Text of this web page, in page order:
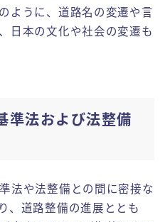
ように、道路名の変遷や言
日本の文化や社会の変遷も
準法および法整備
法や法整備との間に密接な
、道路整備の進展ととも